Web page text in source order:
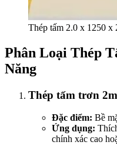
Thép tấm 2.0 x 1250 x
Phân Loại Thép
Năng
Thép tấm trơn
Đặc điểm: Bề
Ứng dụng:
chính xác cao